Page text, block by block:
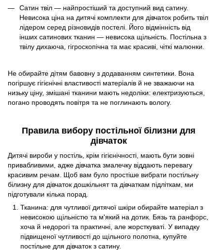
Сатин твіл — найпростіший та доступний вид сатину.
Невисока ціна на дитячі комплекти для дівчаток робить твіл
лідером серед різновидів постелі. Його відмінність від
інших сатинових тканин — невисока щільність. Постільна з
твілу дихаюча, гігроскопічна та має красиві, чіткі малюнки.
Не обирайте дітям бавовну з додаванням синтетики. Вона
погіршує гігієнічні властивості матеріалів й не зважаючи на
низьку ціну, змішані тканини мають недоліки: електризуються,
погано проводять повітря та не поглинають вологу.
Правила вибору постільної білизни для
дівчаток
Дитячі вироби у постіль, крім гігієнічності, мають бути зовні
привабливими, адже дівчатка змалечку віддають перевагу
красивим речам. Щоб вам було простіше вибрати постільну
білизну для дівчаток дошкільнят та дівчаткам підліткам, ми
підготували кілька порад.
Тканина: для чутливої дитячої шкіри обирайте матеріал з
невисокою щільністю та м'який на дотик. Бязь та ранфорс,
хоча й недорогі та практичні, але жорсткуваті. У випадку
підвищеної чутливості до щільного полотна, купуйте
постільне для дівчаток з сатину.